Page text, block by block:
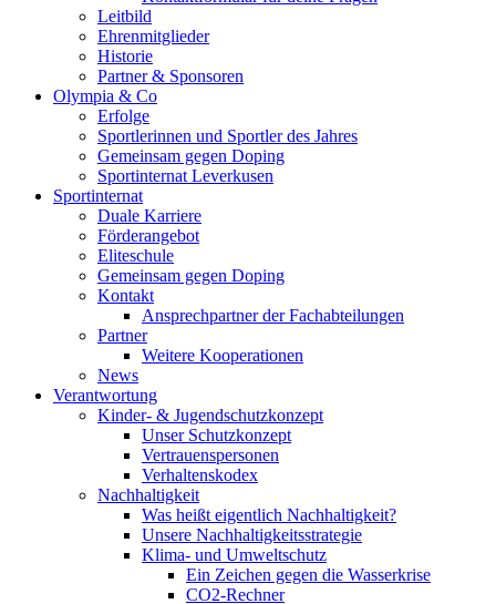
Leitbild
Ehrenmitglieder
Historie
Partner & Sponsoren
Olympia & Co
Erfolge
Sportlerinnen und Sportler des Jahres
Gemeinsam gegen Doping
Sportinternat Leverkusen
Sportinternat
Duale Karriere
Förderangebot
Eliteschule
Gemeinsam gegen Doping
Kontakt
Ansprechpartner der Fachabteilungen
Partner
Weitere Kooperationen
News
Verantwortung
Kinder- & Jugendschutzkonzept
Unser Schutzkonzept
Vertrauenspersonen
Verhaltenskodex
Nachhaltigkeit
Was heißt eigentlich Nachhaltigkeit?
Unsere Nachhaltigkeitsstrategie
Klima- und Umweltschutz
Ein Zeichen gegen die Wasserkrise
CO2-Rechner